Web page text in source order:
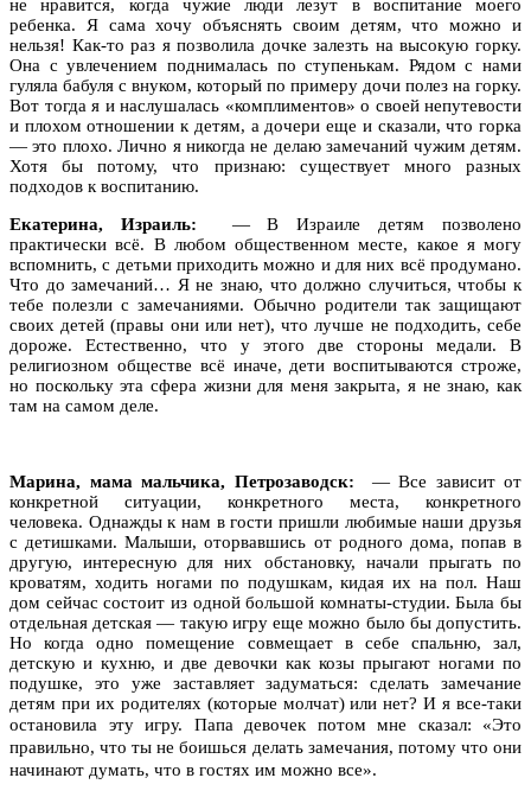
не нравится, когда чужие люди лезут в воспитание моего
ребенка. Я сама хочу объяснять своим детям, что можно и
нельзя! Как-то раз я позволила дочке залезть на высокую горку.
Она с увлечением поднималась по ступенькам. Рядом с нами
гуляла бабуля с внуком, который по примеру дочи полез на горку.
Вот тогда я и наслушалась «комплиментов» о своей непутевости
и плохом отношении к детям, а дочери еще и сказали, что горка
— это плохо. Лично я никогда не делаю замечаний чужим детям.
Хотя бы потому, что признаю: существует много разных
подходов к воспитанию.
Екатерина, Израиль: — В Израиле детям позволено
практически всё. В любом общественном месте, какое я могу
вспомнить, с детьми приходить можно и для них всё продумано.
Что до замечаний… Я не знаю, что должно случиться, чтобы к
тебе полезли с замечаниями. Обычно родители так защищают
своих детей (правы они или нет), что лучше не подходить, себе
дороже. Естественно, что у этого две стороны медали. В
религиозном обществе всё иначе, дети воспитываются строже,
но поскольку эта сфера жизни для меня закрыта, я не знаю, как
там на самом деле.
Марина, мама мальчика, Петрозаводск: — Все зависит от
конкретной ситуации, конкретного места, конкретного
человека. Однажды к нам в гости пришли любимые наши друзья
с детишками. Малыши, оторвавшись от родного дома, попав в
другую, интересную для них обстановку, начали прыгать по
кроватям, ходить ногами по подушкам, кидая их на пол. Наш
дом сейчас состоит из одной большой комнаты-студии. Была бы
отдельная детская — такую игру еще можно было бы допустить.
Но когда одно помещение совмещает в себе спальню, зал,
детскую и кухню, и две девочки как козы прыгают ногами по
подушке, это уже заставляет задуматься: сделать замечание
детям при их родителях (которые молчат) или нет? И я все-таки
остановила эту игру. Папа девочек потом мне сказал: «Это
правильно, что ты не боишься делать замечания, потому что они
начинают думать, что в гостях им можно все».